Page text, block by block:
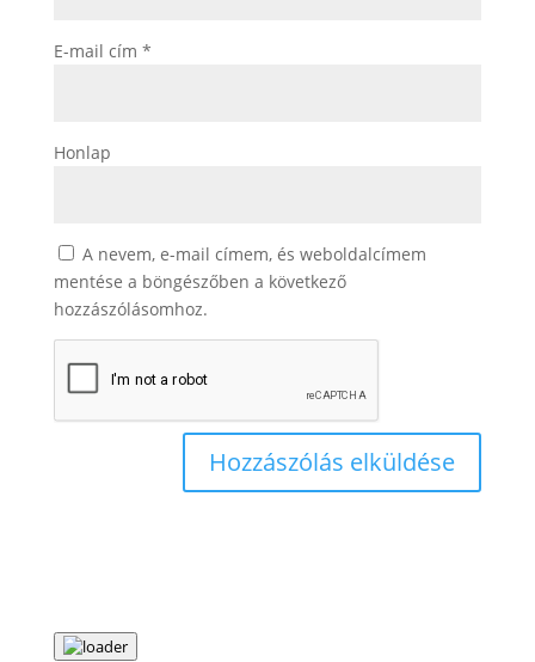
E-mail cím *
Honlap
A nevem, e-mail címem, és weboldalcímem
mentése a böngészőben a következő
hozzászólásomhoz.